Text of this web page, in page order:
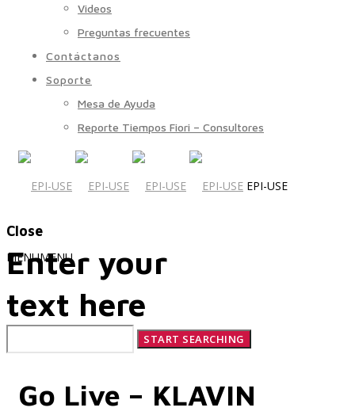
Videos
Preguntas frecuentes
Contáctanos
Soporte
Mesa de Ayuda
Reporte Tiempos Fiori – Consultores
EPI-USE
MENUMENU
Servicios
Close
Enter your
text here
Go Live – KLAVIN